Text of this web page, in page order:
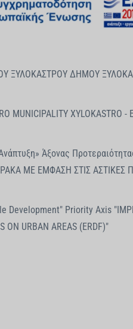
ΞΥΛΟΚΑΣΤΡΟΥ ΔΗΜΟΥ
MUNICIPALITY XYLOKASTRO -
Άξονας
ΜΕ ΕΜΦΑΣΗ ΣΤΙΣ ΑΣΤΙΚΕΣ
Priority Axis
ON URBAN AREAS (ERDF)"